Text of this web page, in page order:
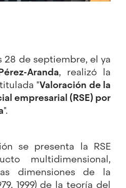
28 de septiembre, el ya
Aranda, realizó la
"Valoración de la
empresarial (RSE) por
".
se presenta la RSE
multidimensional,
dimensiones de la
1999) de la teoría del